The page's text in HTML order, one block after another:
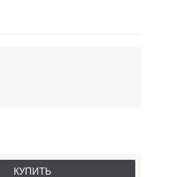
КУПИТЬ